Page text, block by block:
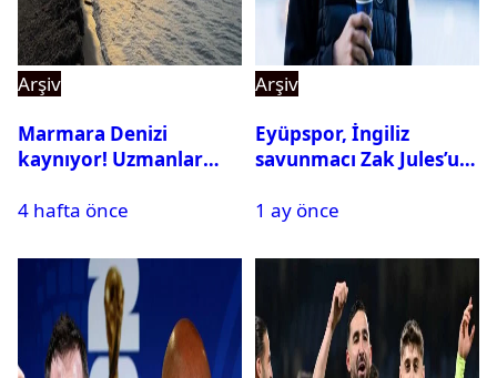
Arşiv
Marmara Denizi
kaynıyor! Uzmanlar
4 hafta önce
Arşiv
Eyüpspor, İngiliz
savunmacı Zak Jules’u
1 ay önce